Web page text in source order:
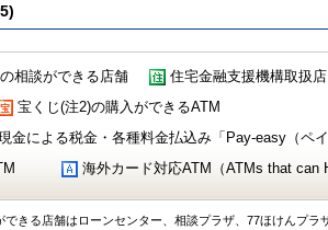
相談ができる店舗 住宅金融支援機構取扱店
宝くじ(注2)の購入ができるATM
金による税金・各種料金払込み「Pay-easy（ペ
海外カード対応ATM（ATMs that can
できる店舗はローンセンター、相談プラザ、77ほけんプラ